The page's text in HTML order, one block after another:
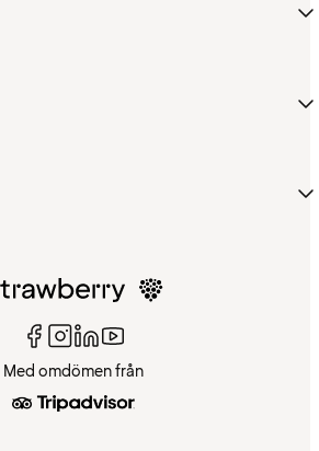
Med omdömen från